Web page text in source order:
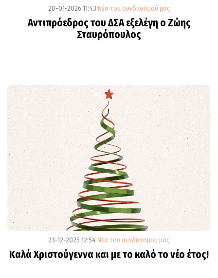
20-01-2026 11:43 Νέα του συνδυασμού μας
Αντιπρόεδρος του ΔΣΑ εξελέγη ο Ζώης
Σταυρόπουλος
23-12-2025 12:54 Νέα του συνδυασμού μας
Καλά Χριστούγεννα και με το καλό το νέο έτος!